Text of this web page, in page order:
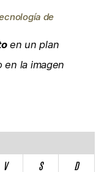
de
en un plan
en la imagen
V S
D